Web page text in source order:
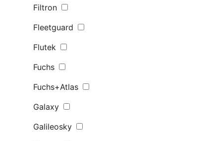
Filtron
Fleetguard
Flutek
Fuchs
Fuchs+Atlas
Galaxy
Galileosky